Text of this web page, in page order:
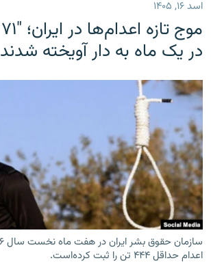
اسد ۱۶, ۱۴۰۵
در یک ماه به دار آویخته شدند
اعدام حداقل ۴۴۴ تن را ثبت کرده‌است.